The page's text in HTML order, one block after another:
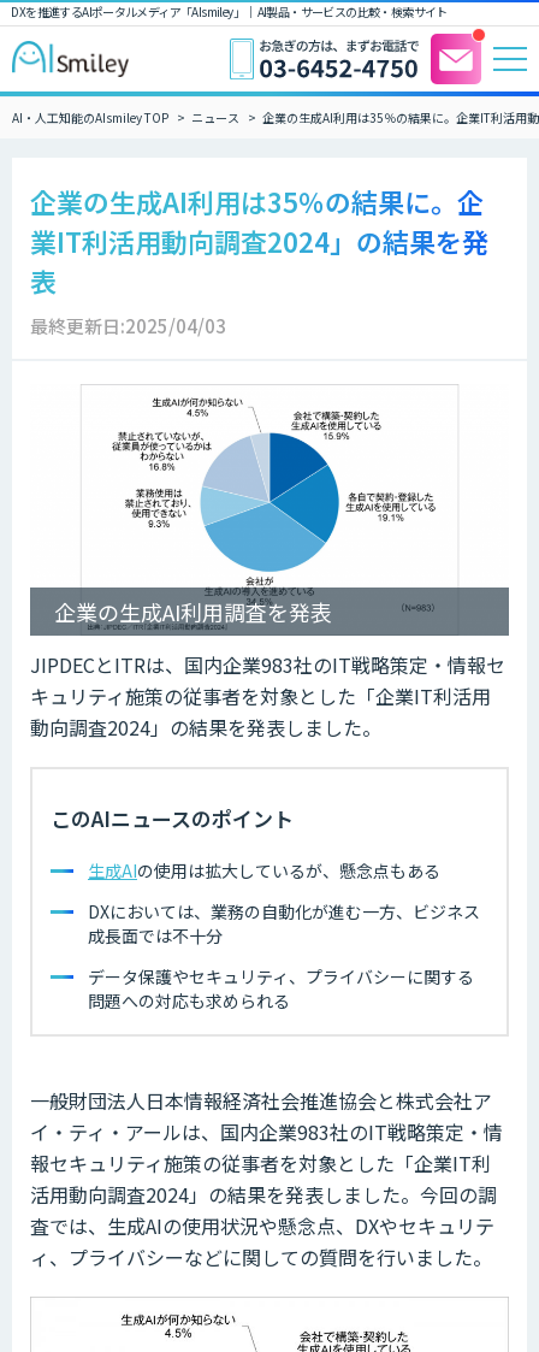
DXを推進するAIポータルメディア「AIsmiley」｜ AI製品・サービスの比較・検索サイト
AI・人工知能のAIsmiley TOP ニュース 企業の生成AI利用は35％の結果に。企業IT利活用
企業の生成AI利用は35％の結果に。企
業IT利活用動向調査2024」の結果を発
表
最終更新日:2025/04/03
企業の生成AI利用調査を発表
JIPDECとITRは、国内企業983社のIT戦略策定・情報セ
キュリティ施策の従事者を対象とした「企業IT利活用
動向調査2024」の結果を発表しました。
このAIニュースのポイント
生成AIの使用は拡大しているが、懸念点もある
DXにおいては、業務の自動化が進む一方、ビジネス
成長面では不十分
データ保護やセキュリティ、プライバシーに関する
問題への対応も求められる
一般財団法人日本情報経済社会推進協会と株式会社ア
イ・ティ・アールは、国内企業983社のIT戦略策定・情
報セキュリティ施策の従事者を対象とした「企業IT利
活用動向調査2024」の結果を発表しました。今回の調
査では、生成AIの使用状況や懸念点、DXやセキュリテ
ィ、プライバシーなどに関しての質問を行いました。